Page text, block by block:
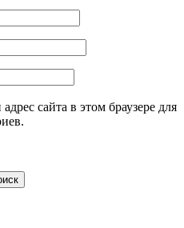
сайта в этом браузере для